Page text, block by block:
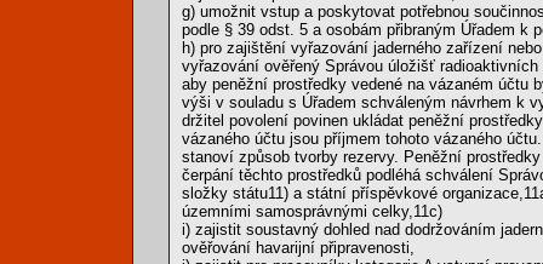
g) umožnit vstup a poskytovat potřebnou
podle § 39 odst. 5 a osobám přibraným Úřadem k
h) pro zajištění vyřazování jaderného zařízení
vyřazování ověřený Správou úložišť
aby peněžní prostředky vedené na vázaném účtu
výši v souladu s Úřadem schváleným návrhem k
držitel povolení povinen ukládat peněžní
vázaného účtu jsou příjmem tohoto vázaného
stanoví způsob tvorby rezervy. Peněžní
čerpání těchto prostředků podléhá schválení
složky státu11) a státní příspěvkové
územními samosprávnými celky,11c)
i) zajistit soustavný dohled nad dodržováním
ověřování havarijní připravenosti,